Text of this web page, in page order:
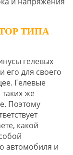
ТИПА
гелевых
его для своего
Гелевые
же
Поэтому
какой
автомобиля и